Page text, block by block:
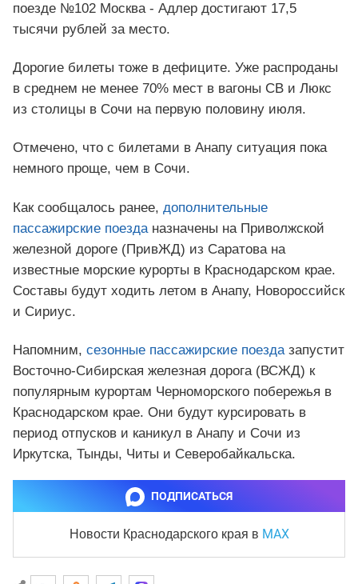
поезде №102 Москва - Адлер достигают 17,5
тысячи рублей за место.
Дорогие билеты тоже в дефиците. Уже распроданы
в среднем не менее 70% мест в вагоны СВ и Люкс
из столицы в Сочи на первую половину июля.
Отмечено, что с билетами в Анапу ситуация пока
немного проще, чем в Сочи.
Как сообщалось ранее, дополнительные
пассажирские поезда назначены на Приволжской
железной дороге (ПривЖД) из Саратова на
известные морские курорты в Краснодарском крае.
Составы будут ходить летом в Анапу, Новороссийск
и Сириус.
Напомним, сезонные пассажирские поезда запустит
Восточно-Сибирская железная дорога (ВСЖД) к
популярным курортам Черноморского побережья в
Краснодарском крае. Они будут курсировать в
период отпусков и каникул в Анапу и Сочи из
Иркутска, Тынды, Читы и Северобайкальска.
ПОДПИСАТЬСЯ
Новости Краснодарского края в MAX